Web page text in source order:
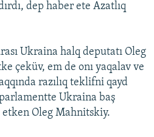
dep haber ete Azatlıq
Ukraina halq deputatı Oleg
çeküv, em de onı yaqalav ve
razılıq teklifni qayd
Ukraina baş
Oleg Mahnitskiy.